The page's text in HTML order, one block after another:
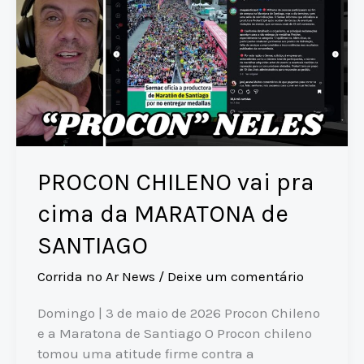
PROCON CHILENO vai pra
cima da MARATONA de
SANTIAGO
Corrida no Ar News / Deixe um comentário
Domingo | 3 de maio de 2026 Procon Chileno
e a Maratona de Santiago O Procon chileno
tomou uma atitude firme contra a